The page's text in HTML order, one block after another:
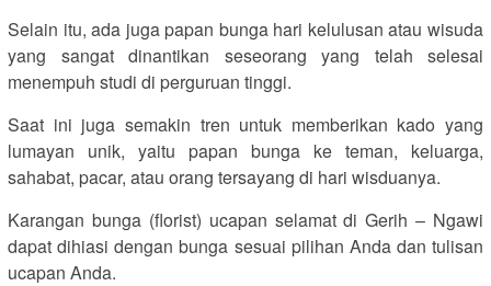
Selain itu, ada juga papan bunga hari kelulusan atau wisuda
yang sangat dinantikan seseorang yang telah selesai
menempuh studi di perguruan tinggi.
Saat ini juga semakin tren untuk memberikan kado yang
lumayan unik, yaitu papan bunga ke teman, keluarga,
sahabat, pacar, atau orang tersayang di hari wisduanya.
Karangan bunga (florist) ucapan selamat di Gerih – Ngawi
dapat dihiasi dengan bunga sesuai pilihan Anda dan tulisan
ucapan Anda.